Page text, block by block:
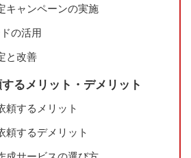
キャンペーンの実施
の活用
と改善
るメリット・デメリット
頼するメリット
頼するデメリット